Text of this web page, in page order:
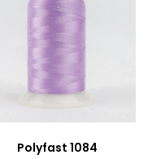
Polyfast 1084